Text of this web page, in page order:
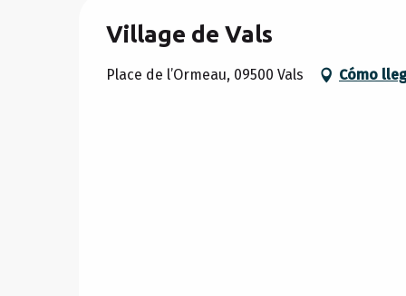
Village de Vals
Place de l’Ormeau, 09500 Vals Cómo